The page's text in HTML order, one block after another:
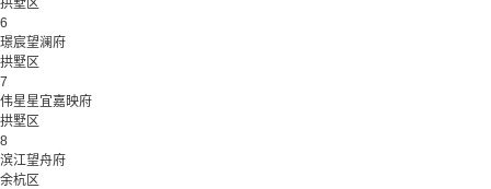
拱墅区
6
璟宸望澜府
拱墅区
7
伟星星宜嘉映府
拱墅区
8
滨江望舟府
余杭区